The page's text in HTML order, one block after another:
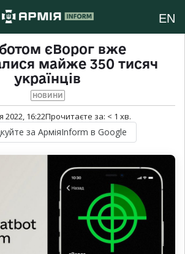
EN
єВорог вже
майже 350 тисяч
українців
НОВИНИ
2022, 16:22Прочитаєте за: < 1 хв.
за АрміяInform в Google